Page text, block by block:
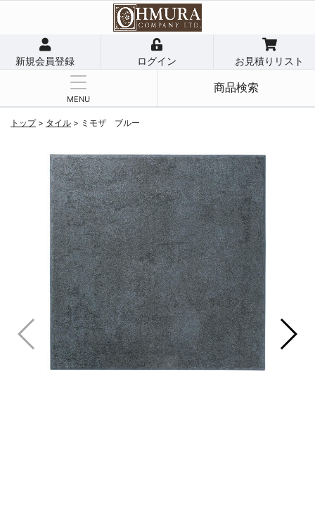
新規会員登録 ログイン お見積りリスト
MENU
商品検索
トップ> タイル > ミモザ ブルー